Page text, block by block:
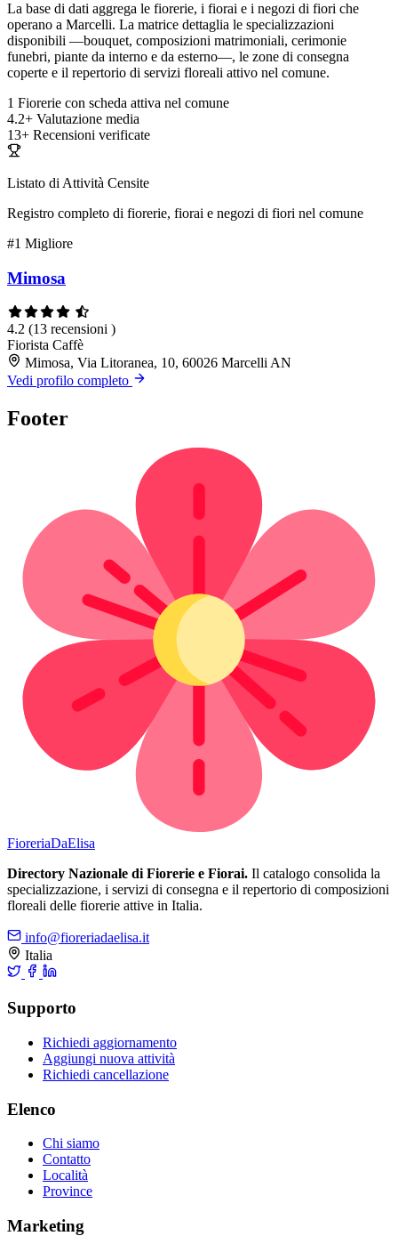
La base di dati aggrega le fiorerie, i fiorai e i negozi di fiori che
operano a Marcelli. La matrice dettaglia le specializzazioni
disponibili —bouquet, composizioni matrimoniali, cerimonie
funebri, piante da interno e da esterno—, le zone di consegna
coperte e il repertorio di servizi floreali attivo nel comune.
1 Fiorerie con scheda attiva nel comune
4.2+ Valutazione media
13+ Recensioni verificate
Listato di Attività Censite
Registro completo di fiorerie, fiorai e negozi di fiori nel comune
#1 Migliore
Mimosa
4.2 (13 recensioni )
Fiorista Caffè
Mimosa, Via Litoranea, 10, 60026 Marcelli AN
Vedi profilo completo
Footer
FioreriaDaElisa
Directory Nazionale di Fiorerie e Fiorai. Il catalogo consolida la
specializzazione, i servizi di consegna e il repertorio di composizioni
floreali delle fiorerie attive in Italia.
info@fioreriadaelisa.it
Italia
Supporto
Richiedi aggiornamento
Aggiungi nuova attività
Richiedi cancellazione
Elenco
Chi siamo
Contatto
Località
Province
Marketing